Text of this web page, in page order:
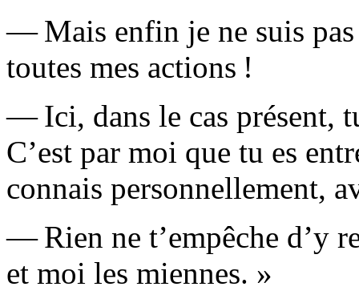
— Mais enfin je ne suis
toutes mes actions !
— Ici, dans le cas présent,
C’est par moi que tu es
connais personnellement,
— Rien ne t’empêche d’y
et moi les miennes. »